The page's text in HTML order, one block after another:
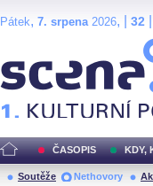
Pátek, 7. srpena2026, | 32
ČASOPIS KDY,
Soutěže Nethovory